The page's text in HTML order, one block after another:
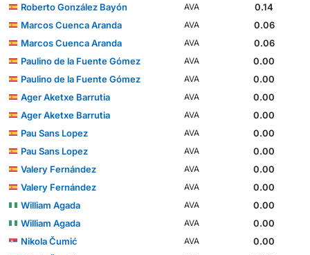
Roberto González Bayón
AVA
0.14
Marcos Cuenca Aranda
AVA
0.06
Marcos Cuenca Aranda
AVA
0.06
Paulino de la Fuente Gómez
AVA
0.00
Paulino de la Fuente Gómez
AVA
0.00
Ager Aketxe Barrutia
AVA
0.00
Ager Aketxe Barrutia
AVA
0.00
Pau Sans Lopez
AVA
0.00
Pau Sans Lopez
AVA
0.00
Valery Fernández
AVA
0.00
Valery Fernández
AVA
0.00
William Agada
AVA
0.00
William Agada
AVA
0.00
Nikola Čumić
AVA
0.00